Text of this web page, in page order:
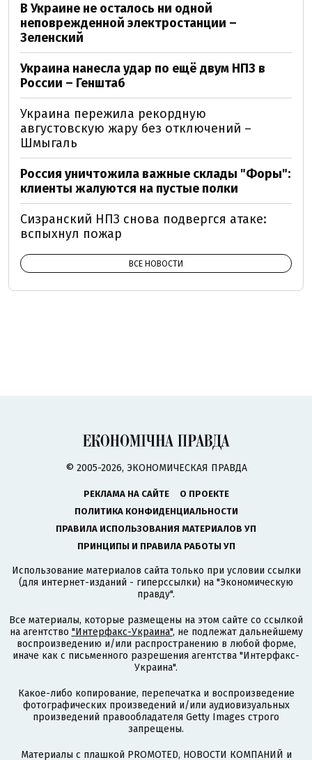
В Украине не осталось ни одной
неповрежденной электростанции –
Зеленский
Украина нанесла удар по ещё двум НПЗ в
России – Генштаб
Украина пережила рекордную
августовскую жару без отключений –
Шмыгаль
Россия уничтожила важные склады "Форы":
клиенты жалуются на пустые полки
Сизранский НПЗ снова подвергся атаке:
вспыхнул пожар
ВСЕ НОВОСТИ
© 2005-2026, ЭКОНОМИЧЕСКАЯ ПРАВДА
РЕКЛАМА НА САЙТЕ
О ПРОЕКТЕ
ПОЛИТИКА КОНФИДЕНЦИАЛЬНОСТИ
ПРАВИЛА ИСПОЛЬЗОВАНИЯ МАТЕРИАЛОВ УП
ПРИНЦИПЫ И ПРАВИЛА РАБОТЫ УП
Использование материалов сайта только при условии ссылки
(для интернет-изданий - гиперссылки) на "Экономическую
правду".
Все материалы, которые размещены на этом сайте со ссылкой
на агентство "Интерфакс-Украина", не подлежат дальнейшему
воспроизведению и/или распространению в любой форме,
иначе как с письменного разрешения агентства "Интерфакс-
Украина".
Какое-либо копирование, перепечатка и воспроизведение
фотографических произведений и/или аудиовизуальных
произведений правообладателя Getty Images строго
запрещены.
Материалы с плашкой PROMOTED, НОВОСТИ КОМПАНИЙ и